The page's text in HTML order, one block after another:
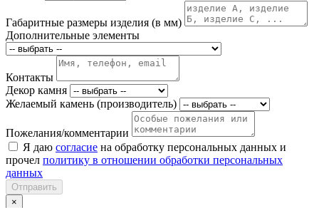
Габаритные размеры изделия (в мм)
Дополнительные элементы
Контакты
Декор камня
Желаемый камень (производитель)
Пожелания/комментарии
Я даю согласие на обработку персональных данных и
прочел политику в отношении обработки персональных
данных
Отправить
×